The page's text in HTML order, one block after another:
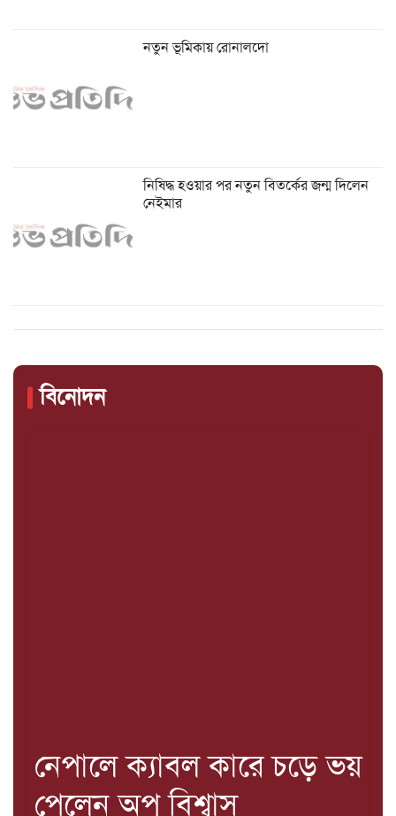
নতুন ভূমিকায় রোনালদো
নিষিদ্ধ হওয়ার পর নতুন বিতর্কের জন্ম দিলেন
নেইমার
বিনোদন
নেপালে ক্যাবল কারে চড়ে ভয়
পেলেন অপু বিশ্বাস